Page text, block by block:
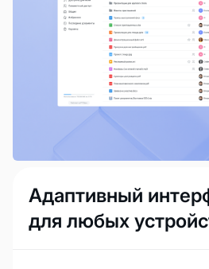
Адаптивный
для любых